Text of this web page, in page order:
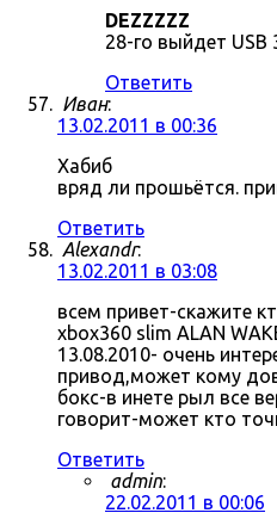
DEZZZZZ
28-го выйдет USB
Ответить
Иван:
13.02.2011 в 00:36
Хабиб
вряд ли прошьётся.
Ответить
Alexandr:
13.02.2011 в 03:08
всем привет-скажите
xbox360 slim ALAN
13.08.2010- очень
привод,может кому
бокс-в инете рыл все
говорит-может кто
Ответить
admin:
22.02.2011 в 00:06